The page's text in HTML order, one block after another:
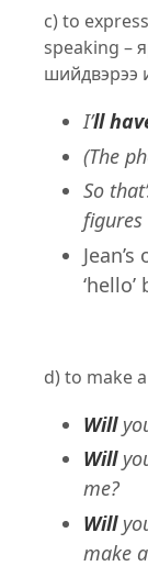
c) to
speaking –
шийдвэрээ
I’ll
(The
So
figures
d) to make
Will
Will
me?
Will
make